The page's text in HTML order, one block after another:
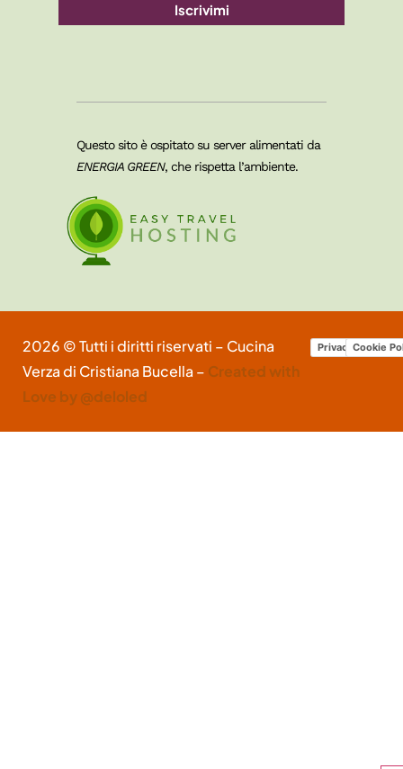
Iscrivimi
Questo sito è ospitato su server alimentati da
ENERGIA GREEN, che rispetta l’ambiente.
2026 © Tutti i diritti riservati – Cucina
Verza di Cristiana Bucella – Created with
Love by @deloled
Privacy Policy
Cookie